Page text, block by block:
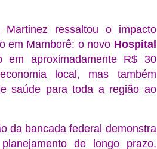
ressaltou o impacto
em Mamborê: o novo Hospital
em aproximadamente R$ 30
local, mas também
saúde para toda a região ao
da bancada federal demonstra
de longo prazo,